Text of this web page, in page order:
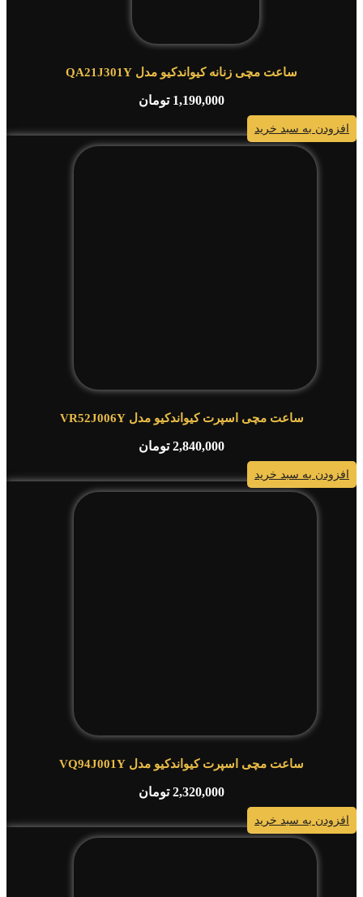
ساعت مچی زنانه کیواندکیو مدل QA21J301Y
1,190,000 تومان
افزودن به سبد خرید
ساعت مچی اسپرت کیواندکیو مدل VR52J006Y
2,840,000 تومان
افزودن به سبد خرید
ساعت مچی اسپرت کیواندکیو مدل VQ94J001Y
2,320,000 تومان
افزودن به سبد خرید